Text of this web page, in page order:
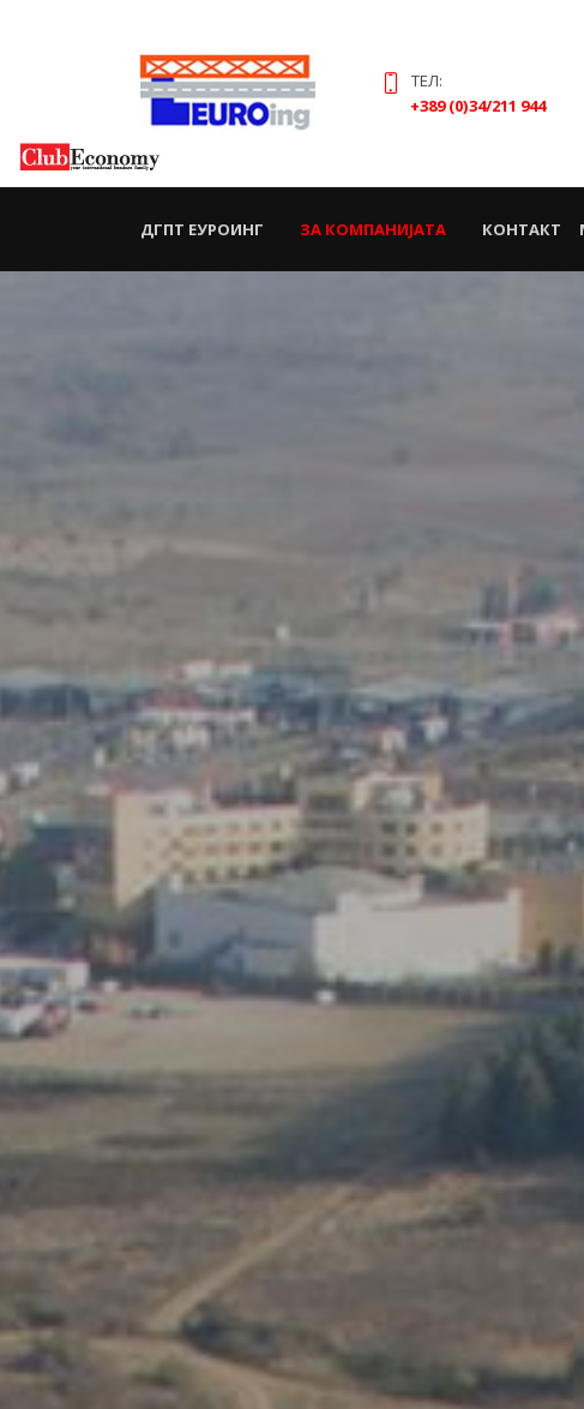
ТЕЛ:
+389 (0)34/211 944
ДГПТ ЕУРОИНГ (CURRENT)
ЗА КОМПАНИЈАТА КОНТАКТ